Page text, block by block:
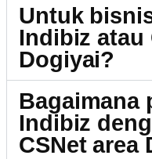
Untuk
Indibiz atau
Dogiyai?
Bagaimana
Indibiz
CSNet area